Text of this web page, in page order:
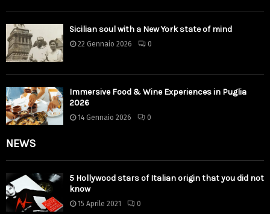
Sicilian soul with a New York state of mind
22 Gennaio 2026 0
Immersive Food & Wine Experiences in Puglia
2026
14 Gennaio 2026 0
NEWS
5 Hollywood stars of Italian origin that you did not
know
15 Aprile 2021 0